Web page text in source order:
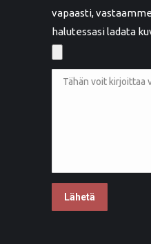
vapaasti,
halutessasi ladata